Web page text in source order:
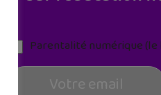
Parentalité numérique (le